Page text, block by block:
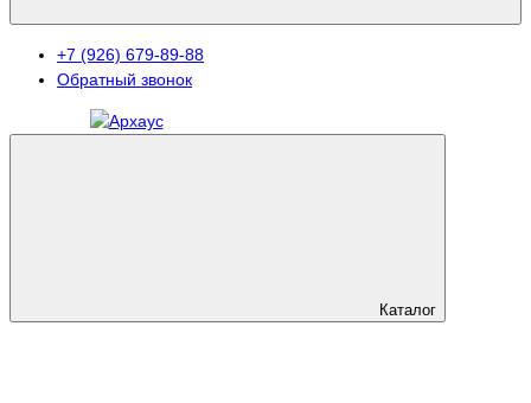
+7 (926) 679-89-88
Обратный звонок
Каталог